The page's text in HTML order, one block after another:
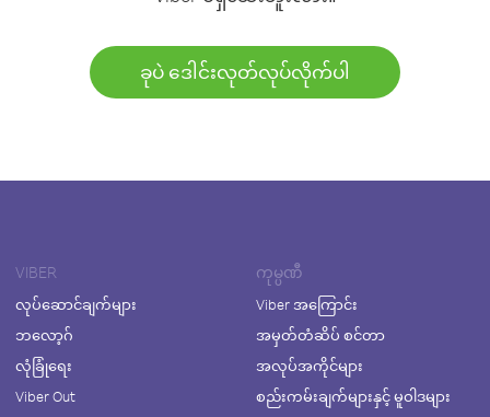
ခုပဲ ဒေါင်းလုတ်လုပ်လိုက်ပါ
VIBER
လုပ်ဆောင်ချက်များ
ဘလော့ဂ်
လုံခြုံရေး
Viber Out
ကုမ္ပဏီ
Viber အကြောင်း
အမှတ်တံဆိပ် စင်တာ
အလုပ်အကိုင်များ
စည်းကမ်းချက်များနှင့် မူဝါဒများ